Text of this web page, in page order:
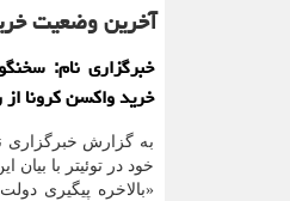
آخرین وضعیت
خبرگزاری نام:
خرید واکسن کرونا از
به گزارش خبرگزاری
خود در توئیتر با بیان
«بالاخره پیگیری